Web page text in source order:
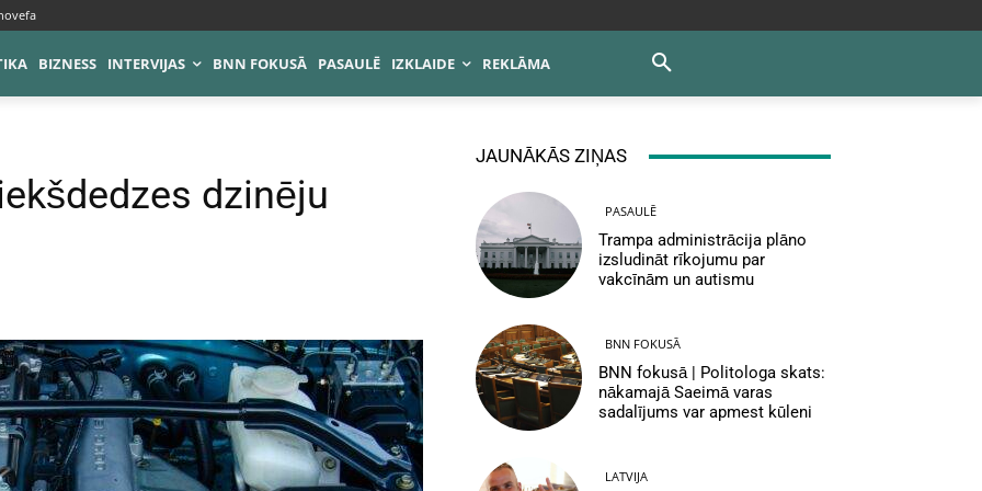
BIZNESS INTERVIJAS BNN FOKUSĀ PASAULĒ IZKLAIDE REKLĀMA
dzinēju
JAUNĀKĀS ZIŅAS
PASAULĒ
Trampa administrācija plāno
izsludināt rīkojumu par
vakcīnām un autismu
BNN FOKUSĀ
BNN fokusā | Politologa skats:
nākamajā Saeimā varas
sadalījums var apmest kūleni
LATVIJA